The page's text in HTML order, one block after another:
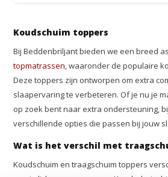
Koudschuim toppers
Bij Beddenbriljant bieden we een breed
topmatrassen, waaronder de populaire
Deze toppers zijn ontworpen om extra
slaapervaring te verbeteren. Of je nu je
op zoek bent naar extra ondersteuning,
verschillende opties die passen bij jouw
Wat is het verschil met
Koudschuim en traagschuim toppers